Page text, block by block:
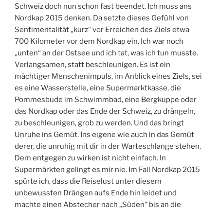
Schweiz doch nun schon fast beendet. Ich muss ans
Nordkap 2015 denken. Da setzte dieses Gefühl von
Sentimentalität „kurz“ vor Erreichen des Ziels etwa
700 Kilometer vor dem Nordkap ein. Ich war noch
„unten“ an der Ostsee und ich tat, was ich tun musste.
Verlangsamen, statt beschleunigen. Es ist ein
mächtiger Menschenimpuls, im Anblick eines Ziels, sei
es eine Wasserstelle, eine Supermarktkasse, die
Pommesbude im Schwimmbad, eine Bergkuppe oder
das Nordkap oder das Ende der Schweiz, zu drängeln,
zu beschleunigen, grob zu werden. Und das bringt
Unruhe ins Gemüt. Ins eigene wie auch in das Gemüt
derer, die unruhig mit dir in der Warteschlange stehen.
Dem entgegen zu wirken ist nicht einfach. In
Supermärkten gelingt es mir nie. Im Fall Nordkap 2015
spürte ich, dass die Reiselust unter diesem
unbewussten Drängen aufs Ende hin leidet und
machte einen Abstecher nach „Süden“ bis an die